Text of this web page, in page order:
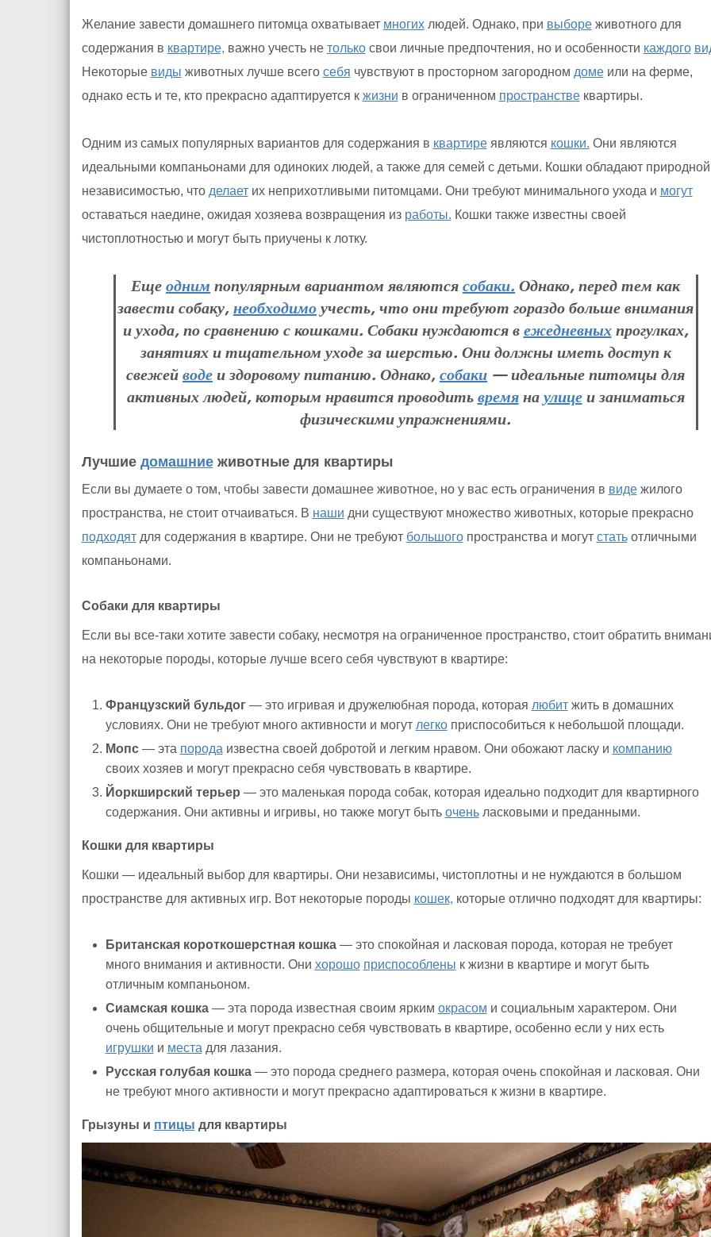
Желание завести домашнего питомца охватывает многихлюдей. Однако, при выбореживотного для
содержания в квартире, важно учесть не толькосвои личные предпочтения, но и особенности каждого
Некоторые виды животных лучше всего себя чувствуют в просторном загородном домеили на ферме,
однако есть и те, кто прекрасно адаптируется к жизни в ограниченном пространствеквартиры.
Одним из самых популярных вариантов для содержания в квартиреявляются кошки. Они являются
идеальными компаньонами для одиноких людей, а также для семей с детьми. Кошки обладают природной
независимостью, что делаетих неприхотливыми питомцами. Они требуют минимального ухода и могут
оставаться наедине, ожидая хозяева возвращения из работы. Кошки также известны своей
чистоплотностью и могут быть приучены к лотку.
Ещеодним популярным вариантом являютсясобаки. Однако, перед тем как
завести собаку,необходимоучесть, что они требуют гораздо больше внимания
и ухода, по сравнению с кошками. Собаки нуждаются вежедневныхпрогулках,
занятиях и тщательном уходе за шерстью. Они должны иметь доступ к
свежейводеи здоровому питанию. Однако,собаки — идеальные питомцы для
активных людей, которым нравится проводитьвремянаулицеи заниматься
физическими упражнениями.
Лучшие домашниеживотные для квартиры
Если вы думаете о том, чтобы завести домашнее животное, но у вас есть ограничения в видежилого
пространства, не стоит отчаиваться. В наши дни существуют множество животных, которые прекрасно
подходятдля содержания в квартире. Они не требуют большогопространства и могут статьотличными
компаньонами.
Собаки для квартиры
Если вы все-таки хотите завести собаку, несмотря на ограниченное пространство, стоит обратить
на некоторые породы, которые лучше всего себя чувствуют в квартире:
Французский бульдог— это игривая и дружелюбная порода, которая любитжить в домашних
условиях. Они не требуют много активности и могут легкоприспособиться к небольшой площади.
Мопс— эта порода известна своей добротой и легким нравом. Они обожают ласку и компанию
своих хозяев и могут прекрасно себя чувствовать в квартире.
Йоркширский терьер — это маленькая порода собак, которая идеально подходит для квартирного
содержания. Они активны и игривы, но также могут быть оченьласковыми и преданными.
Кошки для квартиры
Кошки — идеальный выбор для квартиры. Они независимы, чистоплотны и не нуждаются в большом
пространстве для активных игр. Вот некоторые породы кошек, которые отлично подходят для квартиры:
Британская короткошерстная кошка— это спокойная и ласковая порода, которая не требует
много внимания и активности. Они хорошо приспособлены к жизни в квартире и могут быть
отличным компаньоном.
Сиамская кошка— эта порода известная своим ярким окрасом и социальным характером. Они
очень общительные и могут прекрасно себя чувствовать в квартире, особенно если у них есть
игрушки и места для лазания.
Русская голубая кошка— это порода среднего размера, которая очень спокойная и ласковая. Они
не требуют много активности и могут прекрасно адаптироваться к жизни в квартире.
Грызуны и птицы для квартиры